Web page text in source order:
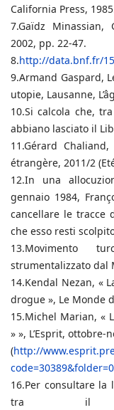
California Press,
7.Gaïdz Minassian,
2002, pp. 22-47.
8.http://data.bnf.fr/
9.Armand Gaspard,
utopie, Lausanne,
10.Si calcola che,
abbiano lasciato il
11.Gérard
étrangère, 2011/2
12.In una
gennaio 1984,
cancellare le tracce
che esso resti
13.Movimento
strumentalizzato dal
14.Kendal Nezan, «
drogue », Le Monde
15.Michel Marian, «
» », L’Esprit, ottobre-
(http://
code=30389&folder=0
16.Per consultare la
tra il